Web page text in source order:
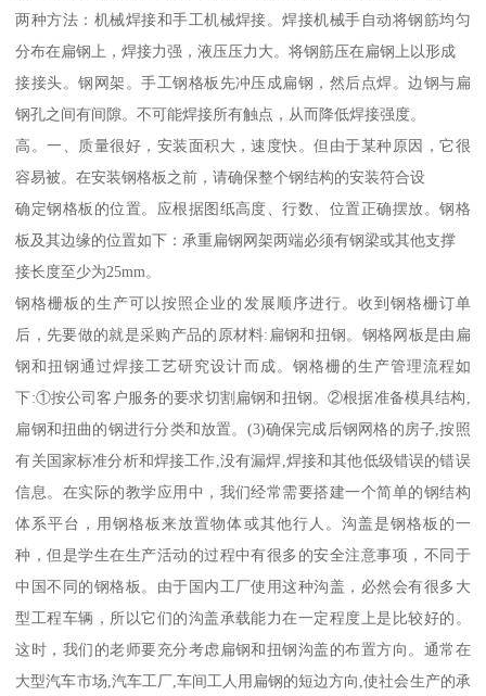
两种方法：机械焊接和手工机械焊接。焊接机械手自动将钢筋均匀
分布在扁钢上，焊接力强，液压压力大。将钢筋压在扁钢上以形成
接接头。钢网架。手工钢格板先冲压成扁钢，然后点焊。边钢与扁
钢孔之间有间隙。不可能焊接所有触点，从而降低焊接强度。
高。一、质量很好，安装面积大，速度快。但由于某种原因，它很
容易被。在安装钢格板之前，请确保整个钢结构的安装符合设
确定钢格板的位置。应根据图纸高度、行数、位置正确摆放。钢格
板及其边缘的位置如下：承重扁钢网架两端必须有钢梁或其他支撑
接长度至少为25mm。
钢格栅板的生产可以按照企业的发展顺序进行。收到钢格栅订单
后，先要做的就是采购产品的原材料:扁钢和扭钢。钢格网板是由扁
钢和扭钢通过焊接工艺研究设计而成。钢格栅的生产管理流程如
下:①按公司客户服务的要求切割扁钢和扭钢。②根据准备模具结构,
扁钢和扭曲的钢进行分类和放置。(3)确保完成后钢网格的房子,按照
有关国家标准分析和焊接工作,没有漏焊,焊接和其他低级错误的错误
信息。在实际的教学应用中，我们经常需要搭建一个简单的钢结构
体系平台，用钢格板来放置物体或其他行人。沟盖是钢格板的一
种，但是学生在生产活动的过程中有很多的安全注意事项，不同于
中国不同的钢格板。由于国内工厂使用这种沟盖，必然会有很多大
型工程车辆，所以它们的沟盖承载能力在一定程度上是比较好的。
这时，我们的老师要充分考虑扁钢和扭钢沟盖的布置方向。通常在
大型汽车市场,汽车工厂,车间工人用扁钢的短边方向,使社会生产的承